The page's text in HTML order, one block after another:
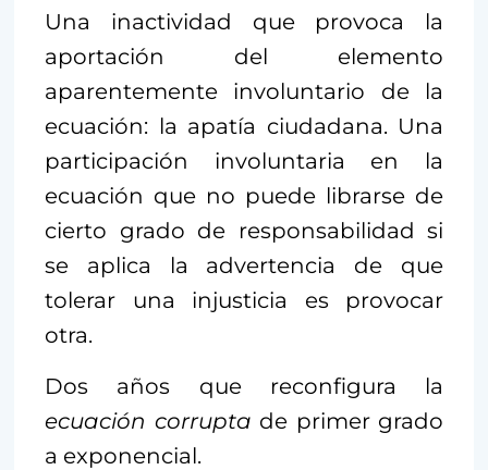
Una inactividad que provoca la
aportación del elemento
aparentemente involuntario de la
ecuación: la apatía ciudadana. Una
participación involuntaria en la
ecuación que no puede librarse de
cierto grado de responsabilidad si
se aplica la advertencia de que
tolerar una injusticia es provocar
otra.
Dos años que reconfigura la
ecuación corrupta de primer grado
a exponencial.